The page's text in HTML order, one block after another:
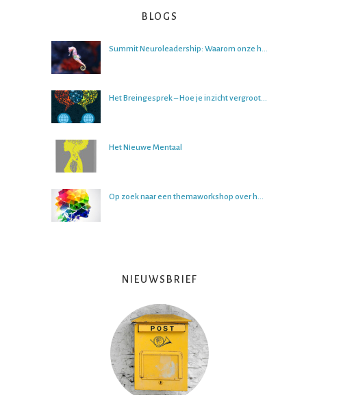
BLOGS
Summit Neuroleadership: Waarom onze hersenen het lastig vinden om over de toekomst na te denken
Het Breingesprek – Hoe je inzicht vergroot in gesprekken
Het Nieuwe Mentaal
Op zoek naar een themaworkshop over het brein?
NIEUWSBRIEF